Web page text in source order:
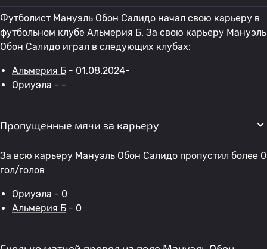
Футболист Мануэль Обон Салидо начал свою карьеру в
футбольном клубе Альмерия Б. За свою карьеру Мануэль
Обон Салидо играл в следующих клубах:
Альмерия Б - 01.08.2024-
Ориуэла - -
Пропущенные мячи за карьеру
За всю карьеру Мануэль Обон Салидо пропустил более 0
гол/голов
Ориуэла - 0
Альмерия Б - 0